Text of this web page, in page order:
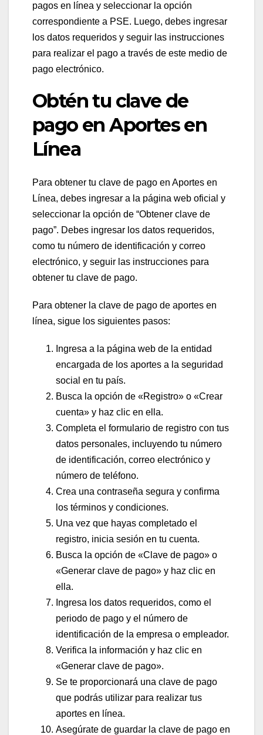
pagos en línea y seleccionar la opción
correspondiente a PSE. Luego, debes ingresar
los datos requeridos y seguir las instrucciones
para realizar el pago a través de este medio de
pago electrónico.
Obtén tu clave de
pago en Aportes en
Línea
Para obtener tu clave de pago en Aportes en
Línea, debes ingresar a la página web oficial y
seleccionar la opción de “Obtener clave de
pago”. Debes ingresar los datos requeridos,
como tu número de identificación y correo
electrónico, y seguir las instrucciones para
obtener tu clave de pago.
Para obtener la clave de pago de aportes en
línea, sigue los siguientes pasos:
Ingresa a la página web de la entidad
encargada de los aportes a la seguridad
social en tu país.
Busca la opción de «Registro» o «Crear
cuenta» y haz clic en ella.
Completa el formulario de registro con tus
datos personales, incluyendo tu número
de identificación, correo electrónico y
número de teléfono.
Crea una contraseña segura y confirma
los términos y condiciones.
Una vez que hayas completado el
registro, inicia sesión en tu cuenta.
Busca la opción de «Clave de pago» o
«Generar clave de pago» y haz clic en
ella.
Ingresa los datos requeridos, como el
periodo de pago y el número de
identificación de la empresa o empleador.
Verifica la información y haz clic en
«Generar clave de pago».
Se te proporcionará una clave de pago
que podrás utilizar para realizar tus
aportes en línea.
Asegúrate de guardar la clave de pago en